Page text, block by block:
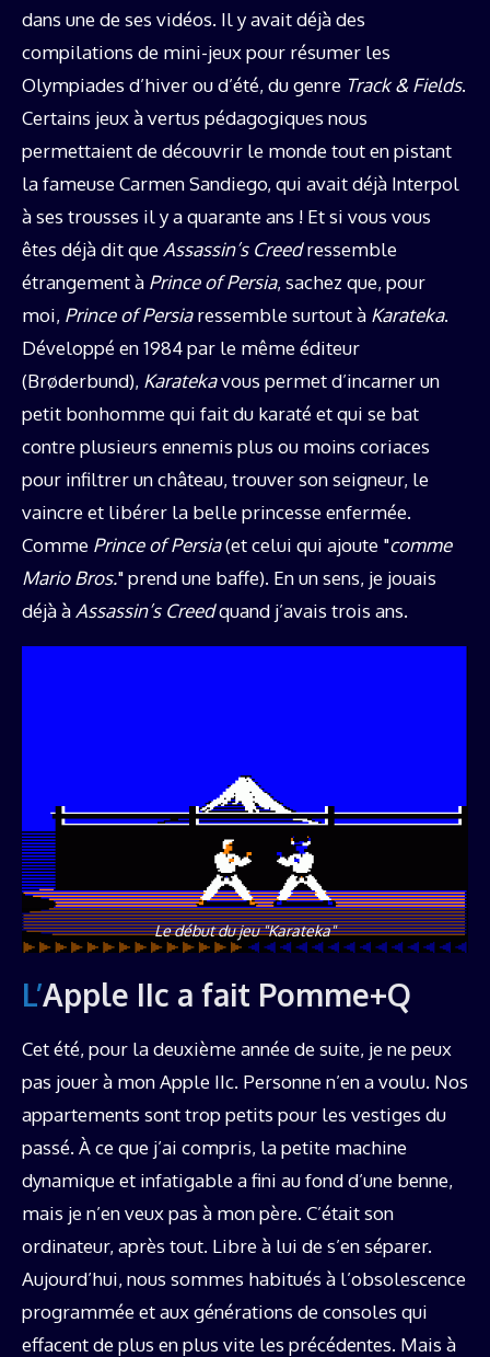
dans une de ses vidéos. Il y avait déjà des
compilations de mini-jeux pour résumer les
Olympiades d’hiver ou d’été, du genre Track & Fields.
Certains jeux à vertus pédagogiques nous
permettaient de découvrir le monde tout en pistant
la fameuse Carmen Sandiego, qui avait déjà Interpol
à ses trousses il y a quarante ans ! Et si vous vous
êtes déjà dit queAssassin’s Creedressemble
étrangement à Prince of Persia, sachez que, pour
moi, Prince of Persiaressemble surtout à Karateka.
Développé en 1984 par le même éditeur
(Brøderbund), Karatekavous permet d’incarner un
petit bonhomme qui fait du karaté et qui se bat
contre plusieurs ennemis plus ou moins coriaces
pour infiltrer un château, trouver son seigneur, le
vaincre et libérer la belle princesse enfermée.
Comme Prince of Persia(et celui qui ajoute "comme
Mario Bros." prend une baffe). En un sens, je jouais
déjà àAssassin’s Creedquand j’avais trois ans.
Le début du jeu "Karateka"
L’Apple IIc a fait Pomme+Q
Cet été, pour la deuxième année de suite, je ne peux
pas jouer à mon Apple IIc. Personne n’en a voulu. Nos
appartements sont trop petits pour les vestiges du
passé. À ce que j’ai compris, la petite machine
dynamique et infatigable a fini au fond d’une benne,
mais je n’en veux pas à mon père. C’était son
ordinateur, après tout. Libre à lui de s’en séparer.
Aujourd’hui, nous sommes habitués à l’obsolescence
programmée et aux générations de consoles qui
effacent de plus en plus vite les précédentes. Mais à